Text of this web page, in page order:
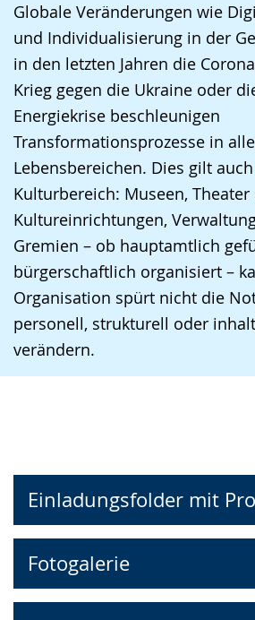
Globale Veränderungen wie
und Individualisierung in der
in den letzten Jahren die
Krieg gegen die Ukraine oder
Energiekrise beschleunigen
Transformationsprozesse in
Lebensbereichen. Dies gilt
Kulturbereich: Museen,
Kultureinrichtungen,
Gremien – ob hauptamtlich
bürgerschaftlich organisiert –
Organisation spürt nicht die
personell, strukturell oder
verändern.
Einladungsfolder mit
Fotogalerie